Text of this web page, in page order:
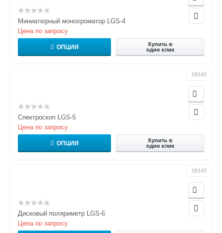
Миниатюрный монохроматор LGS-4
Цена по запросу
ОПЦИИ
Купить в
один клик
09142
Спектроскоп LGS-5
Цена по запросу
ОПЦИИ
Купить в
один клик
09143
Дисковый поляриметр LGS-6
Цена по запросу